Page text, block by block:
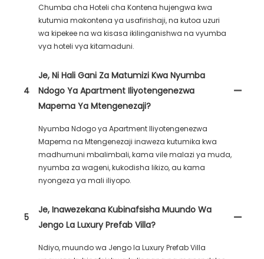
Chumba cha Hoteli cha Kontena hujengwa kwa
kutumia makontena ya usafirishaji, na kutoa uzuri
wa kipekee na wa kisasa ikilinganishwa na vyumba
vya hoteli vya kitamaduni.
4
Je, Ni Hali Gani Za Matumizi Kwa Nyumba
Ndogo Ya Apartment Iliyotengenezwa
Mapema Ya Mtengenezaji?
Nyumba Ndogo ya Apartment Iliyotengenezwa
Mapema na Mtengenezaji inaweza kutumika kwa
madhumuni mbalimbali, kama vile malazi ya muda,
nyumba za wageni, kukodisha likizo, au kama
nyongeza ya mali iliyopo.
5
Je, Inawezekana Kubinafsisha Muundo Wa
Jengo La Luxury Prefab Villa?
Ndiyo, muundo wa Jengo la Luxury Prefab Villa